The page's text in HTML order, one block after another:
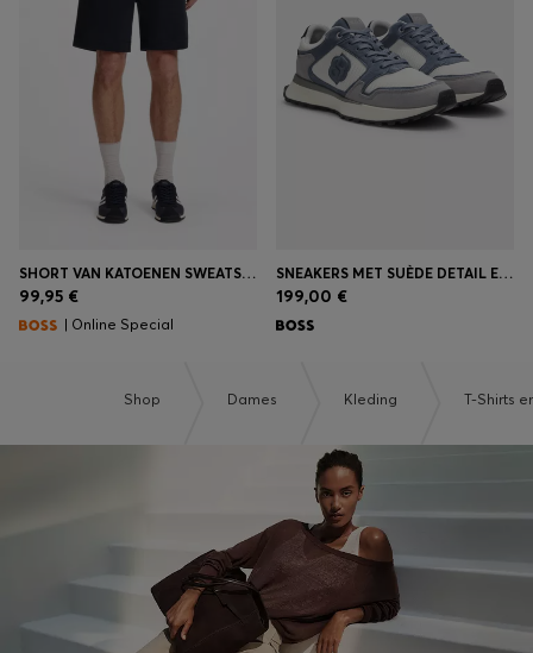
SHORT VAN KATOENEN SWEATSTOF MET LOGOPATCH
99,95 €
| Online Special
SNEAKERS MET SUÈDE DETAIL EN DOUBLE B-MONOGRAM
199,00 €
Shop Dames Kleding T-Shirts